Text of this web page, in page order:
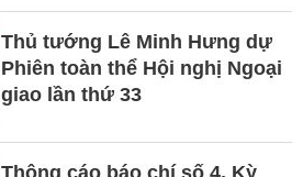
Thủ tướng Lê Minh Hưng dự
Phiên toàn thể Hội nghị Ngoại
giao lần thứ 33